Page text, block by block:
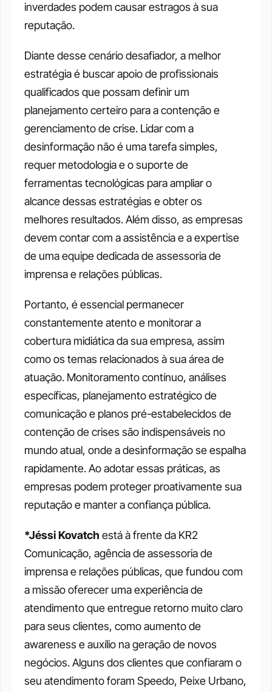
inverdades podem causar estragos à sua
reputação.
Diante desse cenário desafiador, a melhor
estratégia é buscar apoio de profissionais
qualificados que possam definir um
planejamento certeiro para a contenção e
gerenciamento de crise. Lidar com a
desinformação não é uma tarefa simples,
requer metodologia e o suporte de
ferramentas tecnológicas para ampliar o
alcance dessas estratégias e obter os
melhores resultados. Além disso, as empresas
devem contar com a assistência e a expertise
de uma equipe dedicada de assessoria de
imprensa e relações públicas.
Portanto, é essencial permanecer
constantemente atento e monitorar a
cobertura midiática da sua empresa, assim
como os temas relacionados à sua área de
atuação. Monitoramento contínuo, análises
específicas, planejamento estratégico de
comunicação e planos pré-estabelecidos de
contenção de crises são indispensáveis no
mundo atual, onde a desinformação se espalha
rapidamente. Ao adotar essas práticas, as
empresas podem proteger proativamente sua
reputação e manter a confiança pública.
*Jéssi Kovatch está à frente da KR2
Comunicação, agência de assessoria de
imprensa e relações públicas, que fundou com
a missão oferecer uma experiência de
atendimento que entregue retorno muito claro
para seus clientes, como aumento de
awareness e auxílio na geração de novos
negócios. Alguns dos clientes que confiaram o
seu atendimento foram Speedo, Peixe Urbano,